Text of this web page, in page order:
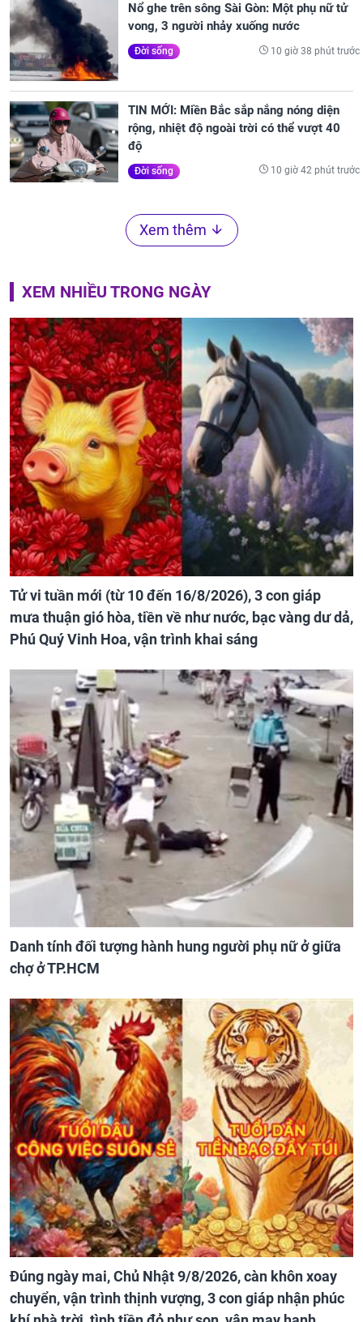
Nổ ghe trên sông Sài Gòn: Một phụ nữ tử
vong, 3 người nhảy xuống nước
Đời sống 10 giờ 38 phút trước
TIN MỚI: Miền Bắc sắp nắng nóng diện
rộng, nhiệt độ ngoài trời có thể vượt 40
độ
Đời sống 10 giờ 42 phút trước
Xem thêm
XEM NHIỀU TRONG NGÀY
Tử vi tuần mới (từ 10 đến 16/8/2026), 3 con giáp
mưa thuận gió hòa, tiền về như nước, bạc vàng dư dả,
Phú Quý Vinh Hoa, vận trình khai sáng
Danh tính đối tượng hành hung người phụ nữ ở giữa
chợ ở TP.HCM
Đúng ngày mai, Chủ Nhật 9/8/2026, càn khôn xoay
chuyển, vận trình thịnh vượng, 3 con giáp nhận phúc